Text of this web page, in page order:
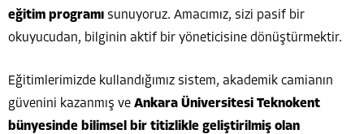
eğitim programı sunuyoruz. Amacımız, sizi pasif bir
okuyucudan, bilginin aktif bir yöneticisine dönüştürmektir.
Eğitimlerimizde kullandığımız sistem, akademik camianın
güvenini kazanmış ve Ankara Üniversitesi Teknokent
bünyesinde bilimsel bir titizlikle geliştirilmiş olan